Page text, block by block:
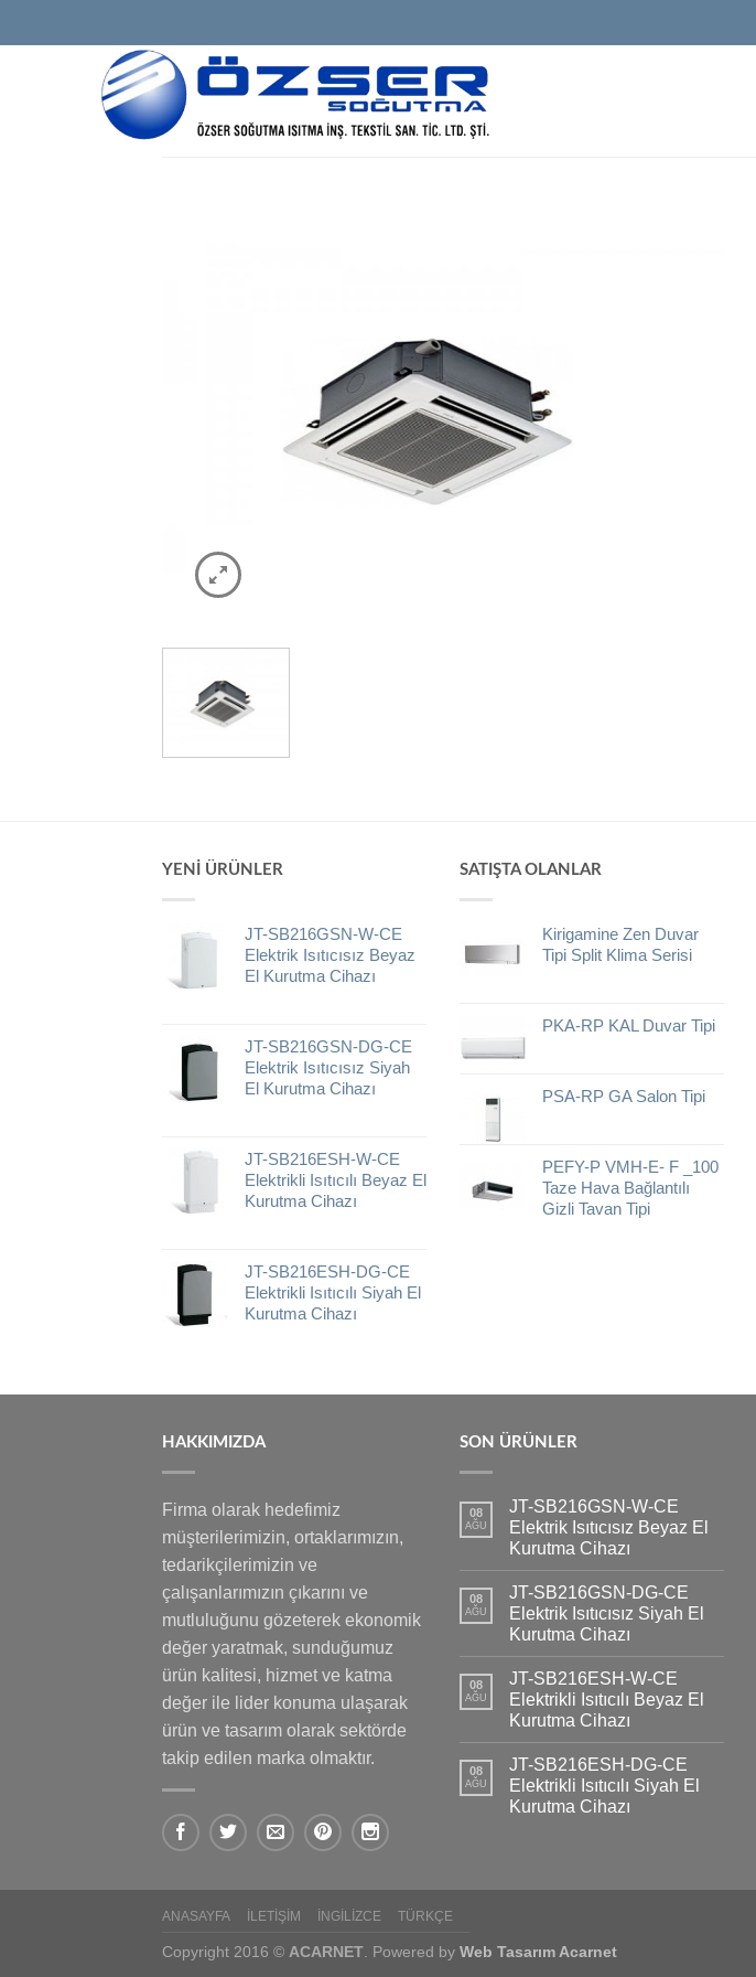
YENI ÜRÜNLER
JT-SB216GSN-W-CE
Elektrik Isıtıcısız Beyaz
El Kurutma Cihazı
JT-SB216GSN-DG-CE
Elektrik Isıtıcısız Siyah
El Kurutma Cihazı
JT-SB216ESH-W-CE
Elektrikli Isıtıcılı Beyaz El
Kurutma Cihazı
JT-SB216ESH-DG-CE
Elektrikli Isıtıcılı Siyah El
Kurutma Cihazı
SATIŞTA OLANLAR
Kirigamine Zen Duvar
Tipi Split Klima Serisi
PKA-RP KAL Duvar Tipi
PSA-RP GA Salon Tipi
PEFY-P VMH-E- F _100
Taze Hava Bağlantılı
Gizli Tavan Tipi
HAKKIMIZDA
Firma olarak hedefimiz
müşterilerimizin, ortaklarımızın,
tedarikçilerimizin ve
çalışanlarımızın çıkarını ve
mutluluğunu gözeterek ekonomik
değer yaratmak, sunduğumuz
ürün kalitesi, hizmet ve katma
değer ile lider konuma ulaşarak
ürün ve tasarım olarak sektörde
takip edilen marka olmaktır.
SON ÜRÜNLER
08
AĞU
JT-SB216GSN-W-CE
Elektrik Isıtıcısız Beyaz El
Kurutma Cihazı
08
AĞU
JT-SB216GSN-DG-CE
Elektrik Isıtıcısız Siyah El
Kurutma Cihazı
08
AĞU
JT-SB216ESH-W-CE
Elektrikli Isıtıcılı Beyaz El
Kurutma Cihazı
08
AĞU
JT-SB216ESH-DG-CE
Elektrikli Isıtıcılı Siyah El
Kurutma Cihazı
ANASAYFA İLETIŞIM İNGILIZCE TÜRKÇE
Copyright 2016 © ACARNET . Powered by Web Tasarım Acarnet